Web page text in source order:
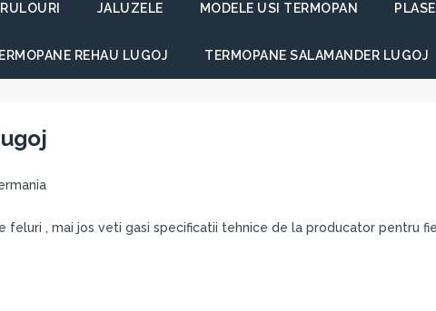
RULOURI JALUZELE MODELE USI TERMOPAN
REHAU LUGOJ TERMOPANE SALAMANDER LUGOJ
feluri , mai jos veti gasi specificatii tehnice de la producator pentru